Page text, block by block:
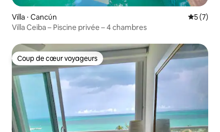
Villa ⋅ Cancún
5 (7)
Villa Ceiba – Piscine privée – 4 chambres
Coup de cœur voyageurs
Coup de cœur voyageurs